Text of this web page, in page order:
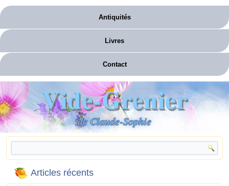
Antiquités
Livres
Contact
Vide-Grenier
de Claude-Sophie
Articles récents